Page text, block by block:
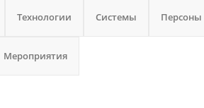
Технологии Системы Персоны
Мероприятия